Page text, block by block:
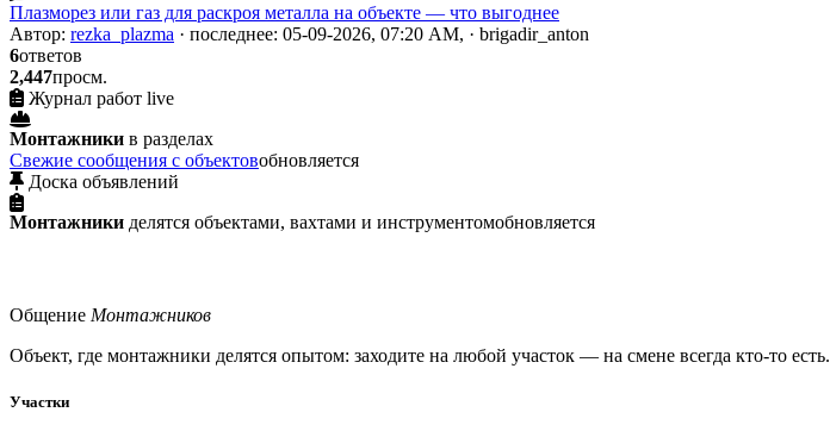
Плазморез или газ для раскроя металла на объекте — что выгоднее
Автор: rezka_plazma · последнее: 05-09-2026, 07:20 AM, · brigadir_anton
6ответов
2,447просм.
Журнал работ live
Монтажники в разделах
Свежие сообщения с объектовобновляется
Доска объявлений
Монтажники делятся объектами, вахтами и инструментомобновляется
Общение Монтажников
Объект, где монтажники делятся опытом: заходите на любой участок — на смене всегда кто-то есть.
Участки